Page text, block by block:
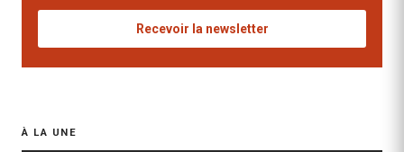
Recevoir la newsletter
À LA UNE